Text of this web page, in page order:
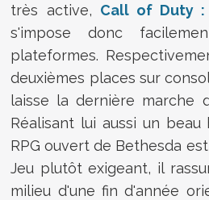
très active, Call of Duty :
s'impose donc
plateformes.
deuxièmes places sur
laisse la dernière marche
Réalisant lui aussi un
RPG ouvert de Bethesda
Jeu plutôt exigeant, il
milieu d'une fin d'année